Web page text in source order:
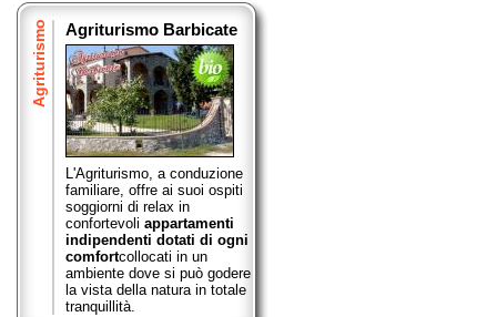
Agriturismo Agriturismo Barbicate
L'Agriturismo, a conduzione
familiare, offre ai suoi ospiti
soggiorni di relax in
confortevoli appartamenti
indipendenti dotati di ogni
comfortcollocati in un
ambiente dove si può godere
la vista della natura in totale
tranquillità.